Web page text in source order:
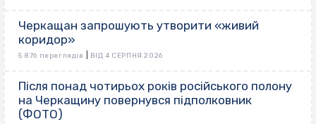
Черкащан запрошують утворити «живий
коридор»
5 876 переглядів ВІД 4 СЕРПНЯ 2026
Після понад чотирьох років російського полону
на Черкащину повернувся підполковник
(ФОТО)